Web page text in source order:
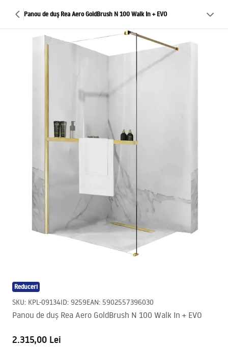
Panou de duș Rea Aero GoldBrush N 100 Walk In + EVO
Reduceri
SKU: KPL-09134ID: 9259EAN: 5902557396030
Panou de duș Rea Aero GoldBrush N 100 Walk In + EVO
2.315,00 Lei